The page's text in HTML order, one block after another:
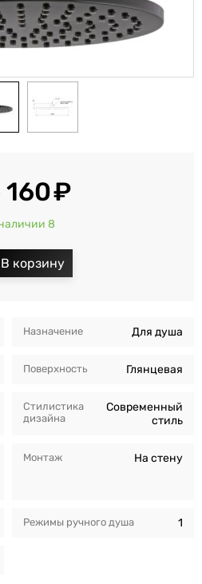
Назначение Для душа
Поверхность Глянцевая
Стилистика
дизайна
Современный
стиль
Монтаж На стену
Режимы ручного душа 1
160
8